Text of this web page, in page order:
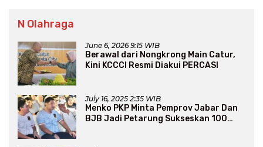
N Olahraga
June 6, 2026 9:15 WIB
Berawal dari Nongkrong Main Catur,
Kini KCCCI Resmi Diakui PERCASI
July 16, 2025 2:35 WIB
Menko PKP Minta Pemprov Jabar Dan
BJB Jadi Petarung Sukseskan 100